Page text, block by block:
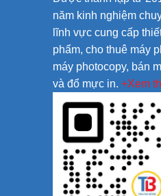
năm kinh nghiệm
lĩnh vực cung cấp
phẩm, cho thuê máy
máy photocopy, bán
và đổ mực in. +Xem